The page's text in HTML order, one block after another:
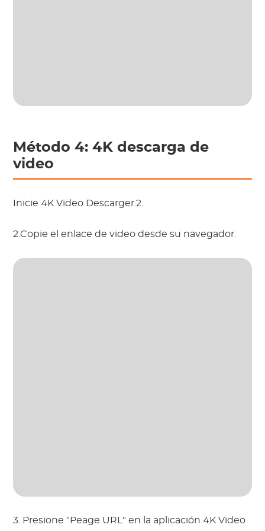
Método 4: 4K descarga de
video
Inicie 4K Video Descarger.2.
2.Copie el enlace de video desde su navegador.
3. Presione "Peage URL" en la aplicación 4K Video